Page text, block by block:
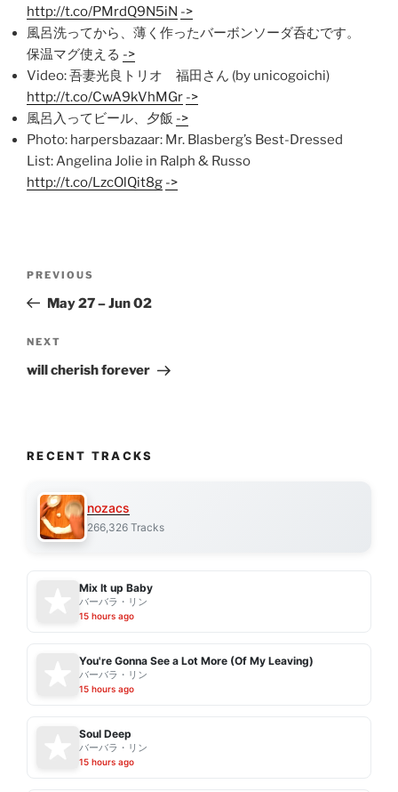
http://t.co/PMrdQ9N5iN ->
風呂洗ってから、薄く作ったバーボンソーダ呑むです。
保温マグ使える ->
Video: 吾妻光良トリオ 福田さん (by unicogoichi)
http://t.co/CwA9kVhMGr ->
風呂入ってビール、夕飯 ->
Photo: harpersbazaar: Mr. Blasberg’s Best-Dressed
List: Angelina Jolie in Ralph & Russo
http://t.co/LzcOlQit8g ->
Previous
Post
PREVIOUS
May 27 – Jun 02
Next
Post
NEXT
will cherish forever
RECENT TRACKS
nozacs
266,326 Tracks
Mix It up Baby
バーバラ・リン
15 hours ago
You're Gonna See a Lot More (Of My Leaving)
バーバラ・リン
15 hours ago
Soul Deep
バーバラ・リン
15 hours ago